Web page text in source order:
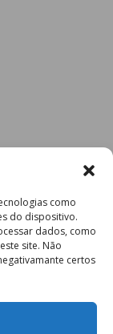
como
do dispositivo.
dados, como
site. Não
certos